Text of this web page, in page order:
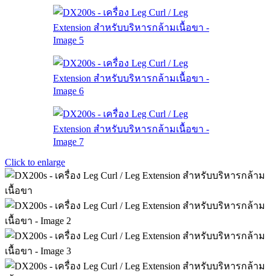
Click to enlarge